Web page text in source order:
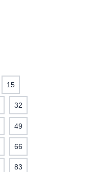
15
32
49
66
83